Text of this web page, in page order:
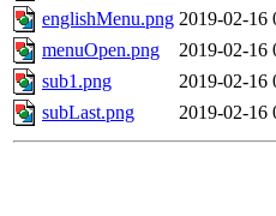
englishMenu.png 2019-02-16
menuOpen.png
2019-02-16
sub1.png
2019-02-16
subLast.png
2019-02-16